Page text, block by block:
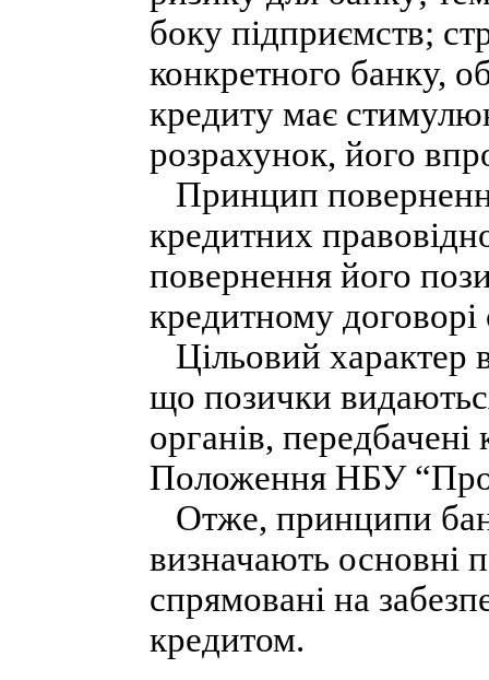
боку підприємств;
конкретного банку,
кредиту має
розрахунок, його
Принцип
кредитних
повернення його
кредитному договорі
Цільовий характер
що позички
органів,
Положення НБУ
Отже, принципи
визначають основні
спрямовані на
кредитом.